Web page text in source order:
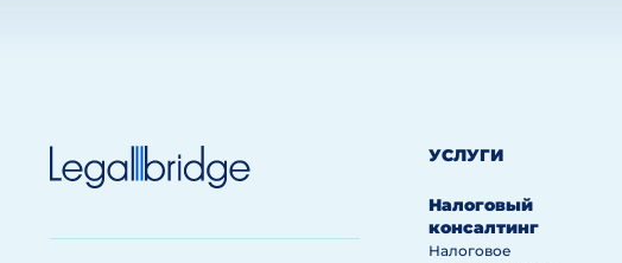
УСЛУГИ
Налоговый
консалтинг
Налоговое